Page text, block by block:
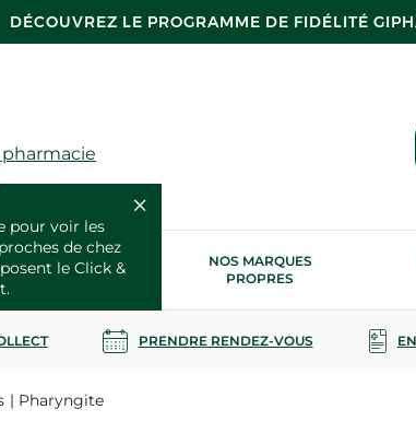
DÉCOUVREZ LE PROGRAMME DE FIDÉLITÉ
pour voir les
de chez
le Click &
SERVICES
SANTÉ
NOS MARQUES
PROPRES
PRENDRE RENDEZ-VOUS
Pharyngite